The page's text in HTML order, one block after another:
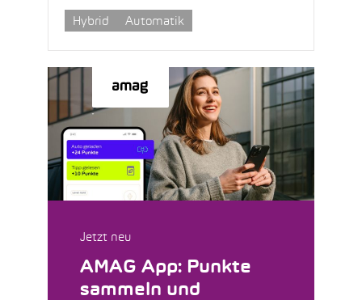
Hybrid Automatik
Jetzt neu
AMAG App: Punkte
sammeln und